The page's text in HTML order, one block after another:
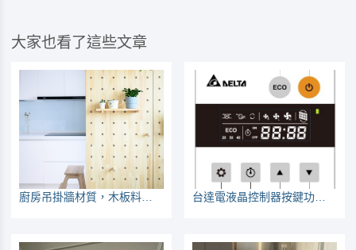
大家也看了這些文章